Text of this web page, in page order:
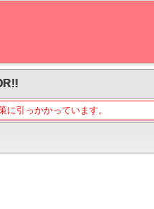
に引っかかっています。